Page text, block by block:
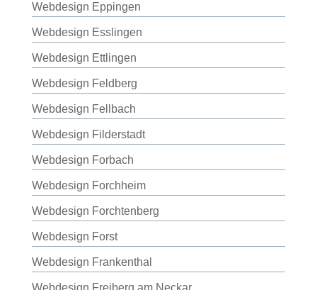
Webdesign Eppingen
Webdesign Esslingen
Webdesign Ettlingen
Webdesign Feldberg
Webdesign Fellbach
Webdesign Filderstadt
Webdesign Forbach
Webdesign Forchheim
Webdesign Forchtenberg
Webdesign Forst
Webdesign Frankenthal
Webdesign Freiberg am Neckar